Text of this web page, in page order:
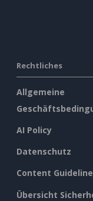
Rechtliches
Allgemeine
AI Policy
Datenschutz
Content
Übersicht